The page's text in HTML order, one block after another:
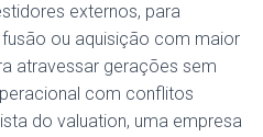
externos, para
ou aquisição com maior
atravessar gerações sem
com conflitos
do valuation, uma empresa